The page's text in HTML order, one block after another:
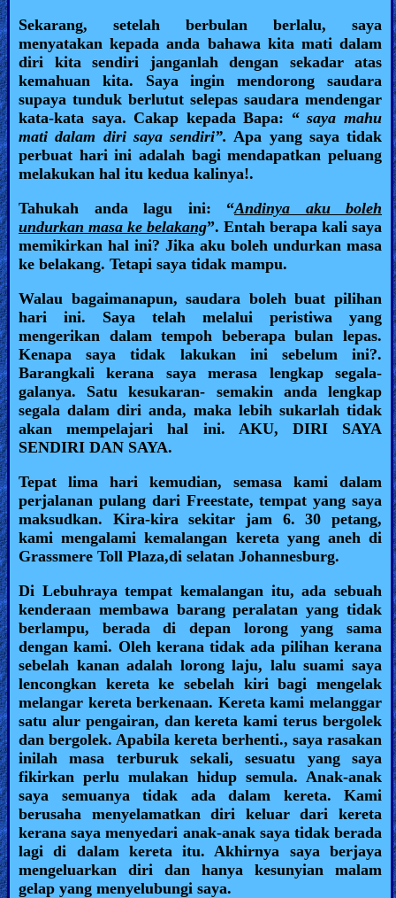
Sekarang, setelah berbulan berlalu, saya
menyatakan kepada anda bahawa kita mati dalam
diri kita sendiri janganlah dengan sekadar atas
kemahuan kita. Saya ingin mendorong saudara
supaya tunduk berlutut selepas saudara mendengar
kata-kata saya. Cakap kepada Bapa: “saya mahu
mati dalam diri saya sendiri”. Apa yang saya tidak
perbuat hari ini adalah bagi mendapatkan peluang
melakukan hal itu kedua kalinya!.
Tahukah anda lagu ini: “Andinya aku boleh
undurkan masa ke belakang”. Entah berapa kali saya
memikirkan hal ini? Jika aku boleh undurkan masa
ke belakang. Tetapi saya tidak mampu.
Walau bagaimanapun, saudara boleh buat pilihan
hari ini. Saya telah melalui peristiwa yang
mengerikan dalam tempoh beberapa bulan lepas.
Kenapa saya tidak lakukan ini sebelum ini?.
Barangkali kerana saya merasa lengkap segala-
galanya. Satu kesukaran- semakin anda lengkap
segala dalam diri anda, maka lebih sukarlah tidak
akan mempelajari hal ini. AKU, DIRI SAYA
SENDIRI DAN SAYA.
Tepat lima hari kemudian, semasa kami dalam
perjalanan pulang dari Freestate, tempat yang saya
maksudkan. Kira-kira sekitar jam 6. 30 petang,
kami mengalami kemalangan kereta yang aneh di
Grassmere Toll Plaza,di selatan Johannesburg.
Di Lebuhraya tempat kemalangan itu, ada sebuah
kenderaan membawa barang peralatan yang tidak
berlampu, berada di depan lorong yang sama
dengan kami. Oleh kerana tidak ada pilihan kerana
sebelah kanan adalah lorong laju, lalu suami saya
lencongkan kereta ke sebelah kiri bagi mengelak
melangar kereta berkenaan. Kereta kami melanggar
satu alur pengairan, dan kereta kami terus bergolek
dan bergolek. Apabila kereta berhenti., saya rasakan
inilah masa terburuk sekali, sesuatu yang saya
fikirkan perlu mulakan hidup semula. Anak-anak
saya semuanya tidak ada dalam kereta. Kami
berusaha menyelamatkan diri keluar dari kereta
kerana saya menyedari anak-anak saya tidak berada
lagi di dalam kereta itu. Akhirnya saya berjaya
mengeluarkan diri dan hanya kesunyian malam
gelap yang menyelubungi saya.